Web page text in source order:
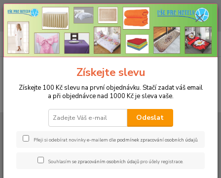
CHCETE NAKOUPIT VĚTŠÍ MNOŽSTVÍ NAŠICH PRODUKTŮ ZA LEPŠÍ
CENU? Klikněte ZDE
CZK
+420 773 794 023
Pondělí-pátek 9-16 hodin
0ks
za0 Kč
PRACOVNÍ FLANELOVÉ KOŠILE
Flanelová košile červená kostka –
Flanelová košile červená kostka –
velikost S
Získejte slevu
Získejte 100 Kč slevu na první objednávku. Stačí zadat váš email
a při objednávce nad 1000 Kč je sleva vaše.
Odeslat
Přeji si odebírat novinky e-mailem dle podmínek zpracování osobních údajů.
Souhlasím se zpracováním osobních údajů pro účely registrace.